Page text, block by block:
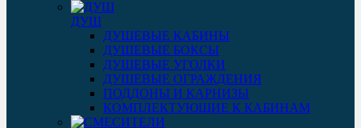
ДУШ
ДУШЕВЫЕ КАБИНЫ
ДУШЕВЫЕ БОКСЫ
ДУШЕВЫЕ УГОЛКИ
ДУШЕВЫЕ ОГРАЖДЕНИЯ
ПОДДОНЫ И КАРНИЗЫ
КОМПЛЕКТУЮЩИЕ К КАБИНАМ